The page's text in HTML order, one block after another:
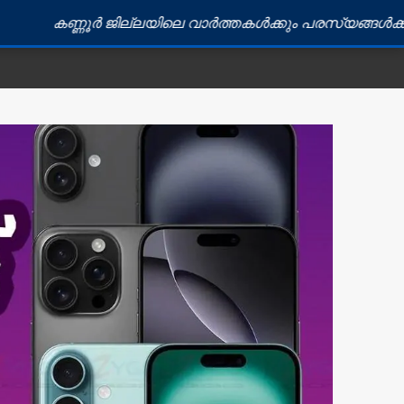
ജില്ലയിലെ വാർത്തകൾക്കും പരസ്യങ്ങൾക്കും